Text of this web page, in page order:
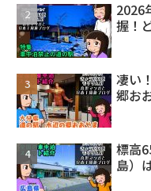
2026
握！
凄い
郷お
標高
島）